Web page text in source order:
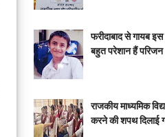
फरीदाबाद से गायब
बहुत परेशान हैं परिजन
राजकीय माध्यमिक
करने की शपथ दिलाई